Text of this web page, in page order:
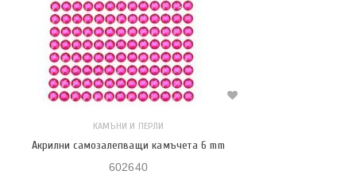
КАМЪНИ И ПЕРЛИ
Акрилни самозалепващи камъчета 6 mm
602640